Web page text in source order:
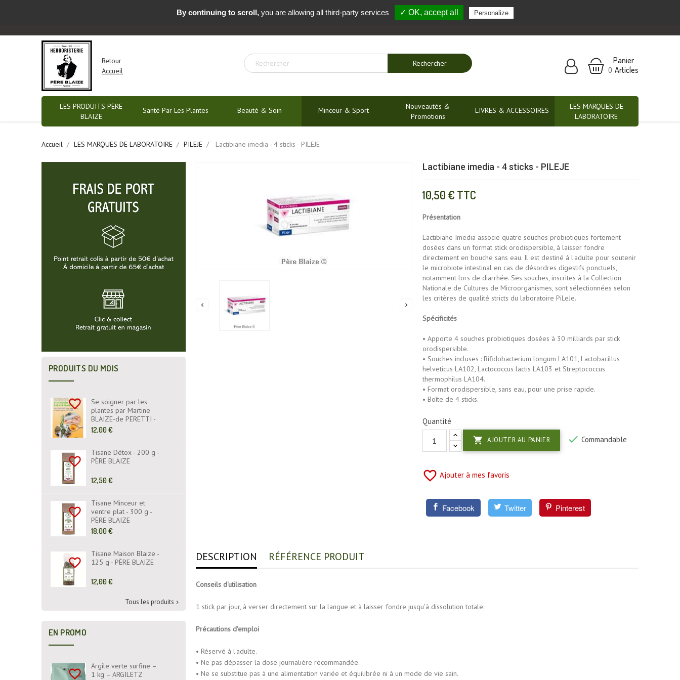
Nous contacter par email ou prendre RDV- 04 91 54 04 01
Retour
Accueil
Panier
0 Articles
Rechercher
LES PRODUITS PÈRE
BLAIZE
Santé Par Les Plantes Beauté & Soin Minceur & Sport
Nouveautés &
Promotions
LIVRES & ACCESSOIRES
LES MARQUES DE
LABORATOIRE
Accueil LES MARQUES DE LABORATOIRE PILEJE Lactibiane imedia - 4 sticks - PILEJE
PRODUITS DU MOIS
favorite_border
Se soigner par les
plantes par Martine
BLAIZE-de PERETTI -
Fiches Santé - Livre -
EYROLLES ÉDITIONS
Prix
12,00 €
favorite_border
Tisane Détox - 200 g -
PÈRE BLAIZE
Prix
12,50 €
favorite_border
Tisane Minceur et
ventre plat - 300 g -
PÈRE BLAIZE
Prix
18,00 €
favorite_border
Tisane Maison Blaize -
125 g - PÈRE BLAIZE
Prix
12,00 €
Tous les produits 
EN PROMO
favorite_border
Argile verte surfine –
1 kg – ARGILETZ
 
Lactibiane imedia - 4 sticks - PILEJE
10,50 € TTC
Présentation
Lactibiane Imedia associe quatre souches probiotiques fortement
dosées dans un format stick orodispersible, à laisser fondre
directement en bouche sans eau. Il est destiné à l'adulte pour soutenir
le microbiote intestinal en cas de désordres digestifs ponctuels,
notamment lors de diarrhée. Ses souches, inscrites à la Collection
Nationale de Cultures de Microorganismes, sont sélectionnées selon
les critères de qualité stricts du laboratoire PiLeJe.
Spécificités
• Apporte 4 souches probiotiques dosées à 30 milliards par stick
orodispersible.
• Souches incluses : Bifidobacterium longum LA101, Lactobacillus
helveticus LA102, Lactococcus lactis LA103 et Streptococcus
thermophilus LA104.
• Format orodispersible, sans eau, pour une prise rapide.
• Boîte de 4 sticks.
Quantité
 AJOUTER AU PANIER  Commandable
favorite_border Ajouter à mes favoris
Facebook Twitter Pinterest
DESCRIPTION RÉFÉRENCE PRODUIT
Conseils d'utilisation
1 stick par jour, à verser directement sur la langue et à laisser fondre jusqu'à dissolution totale.
Précautions d'emploi
• Réservé à l'adulte.
• Ne pas dépasser la dose journalière recommandée.
• Ne se substitue pas à une alimentation variée et équilibrée ni à un mode de vie sain.
By continuing to scroll, you are allowing all third-party services ✓ OK, accept all Personalize